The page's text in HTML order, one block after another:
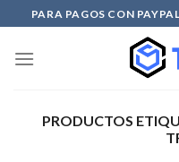
to
content
PARA PAGOS CON
PRODUCTOS